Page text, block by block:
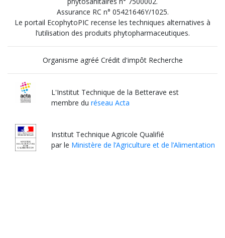
Assurance RC n° 05421646Y/1025.
Le portail EcophytoPIC recense les techniques alternatives à
l’utilisation des produits phytopharmaceutiques.
Organisme agréé Crédit d'impôt Recherche
L'Institut Technique de la Betterave est
membre duréseau Acta
Institut Technique Agricole Qualifié
par le Ministère de l’Agriculture et de l’Alimentation